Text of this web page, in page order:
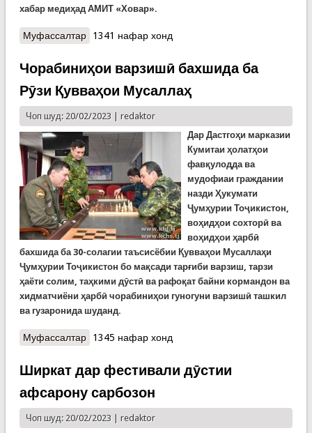
хабар медиҳад АМИТ «Ховар».
Муфассалтаро Бо дастури Президенти Тоҷикистон ба оилаҳои
1341 нафар хонд
Чорабиниҳои варзишӣ бахшида ба
Рӯзи Қувваҳои Мусаллаҳ
Чоп шуд: 20/02/2023 | redaktor
Дар Дастгоҳи марказии
Кумитаи ҳолатҳои
фавқулодда ва
мудофиаи граждании
назди Ҳукумати
Ҷумҳурии Тоҷикистон,
воҳидҳои сохторӣ ва
воҳидҳои ҳарбӣ
бахшида ба 30-солагии таъсисёбии Қувваҳои Мусаллаҳи
Ҷумҳурии Тоҷикистон бо мақсади тарғиби варзиш, тарзи
ҳаёти солим, таҳкими дӯстӣ ва рафоқат байни кормандон ва
хидматчиёни ҳарбӣ чорабиниҳои гуногуни варзишӣ ташкил
ва гузаронида шуданд.
Муфассалтаро Чорабиниҳои варзишӣ бахшида ба Рӯзи
1345 нафар хонд
Ширкат дар фестивали дӯстии
афсарону сарбозон
Чоп шуд: 20/02/2023 | redaktor